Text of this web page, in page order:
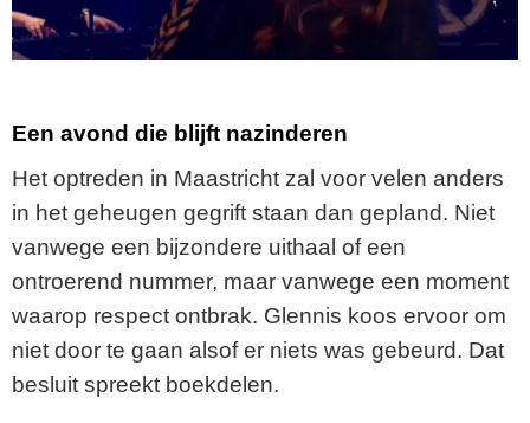
Een avond die blijft nazinderen
Het optreden in Maastricht zal voor velen anders
in het geheugen gegrift staan dan gepland. Niet
vanwege een bijzondere uithaal of een
ontroerend nummer, maar vanwege een moment
waarop respect ontbrak. Glennis koos ervoor om
niet door te gaan alsof er niets was gebeurd. Dat
besluit spreekt boekdelen.